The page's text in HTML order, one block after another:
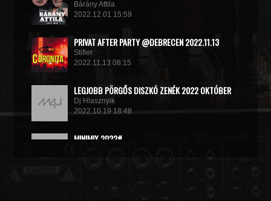
Bárány Attila
2022.12.01 15:59
PRIVAT AFTER PARTY @DEBRECEN 2022.11.13
Stifler
2022.11.13 08:15
LEGJOBB PÖRGŐS DISZKÓ ZENÉK 2022 OKTÓBER
Dj Hlasznyik
2022.10.19 18:48
MINIMIX 2022#
2022.09.02 10:40